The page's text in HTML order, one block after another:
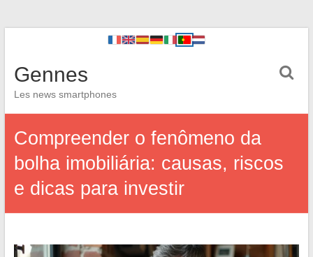
Gennes
Les news smartphones
Compreender o fenômeno da
bolha imobiliária: causas, riscos
e dicas para investir